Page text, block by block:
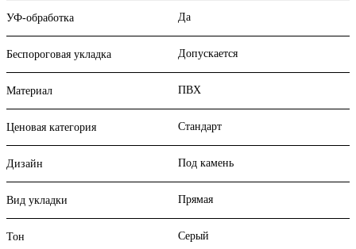
УФ-обработка Да
Беспороговая укладка Допускается
Материал ПВХ
Ценовая категория Стандарт
Дизайн Под камень
Вид укладки Прямая
Тон Серый